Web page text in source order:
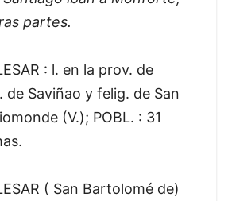
partes.
: l. en la prov. de
de Saviñao y felig. de San
(V.); POBL. : 31
( San Bartolomé de)